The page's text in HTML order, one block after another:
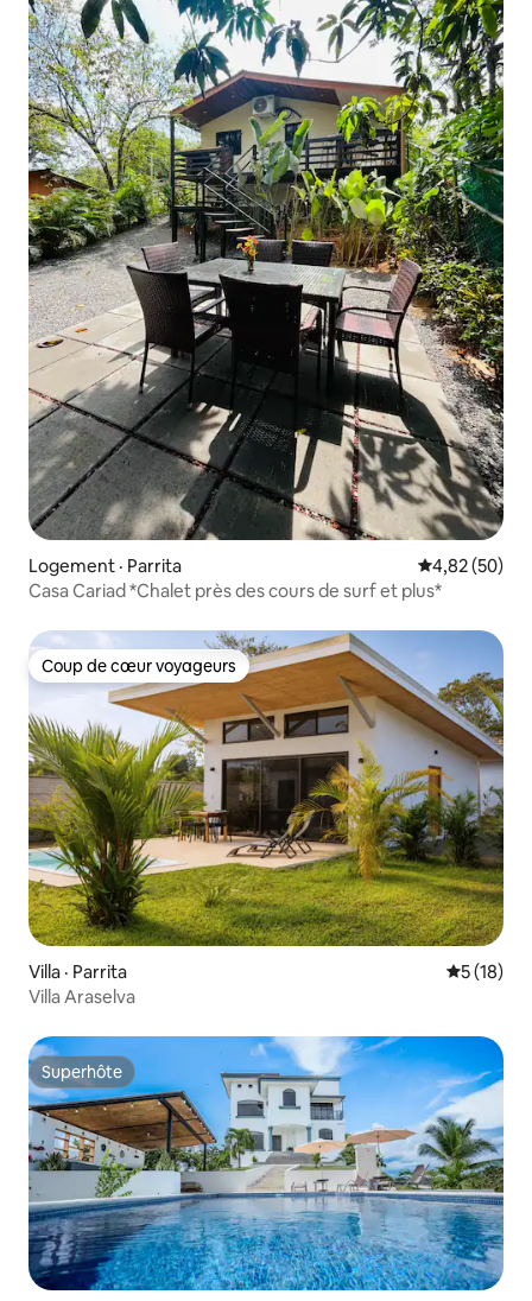
Logement · Parrita Note
4,82 (50)
Casa Cariad *Chalet près des cours de surf et plus*
Coup de cœur voyageurs
Coup de cœur voyageurs
Villa · Parrita Note
5 (18)
Villa Araselva
Superhôte
Superhôte